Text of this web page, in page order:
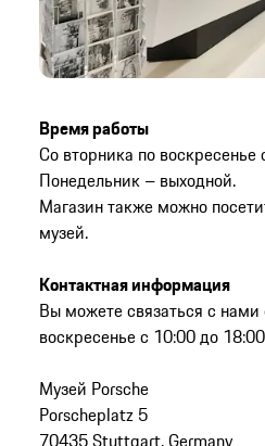
Время работы
Со вторника по
Понедельник – выходной.
Магазин также можно
музей.
Контактная информация
Вы можете связаться с нами
воскресенье с 10:00 до
Музей Porsche
Porscheplatz 5
70435 Stuttgart, Germany